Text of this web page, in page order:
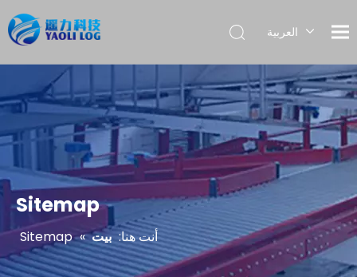
العربية
Français
Pусский
Español
Português
Sitemap
أنت هنا: بيت »
Sitemap